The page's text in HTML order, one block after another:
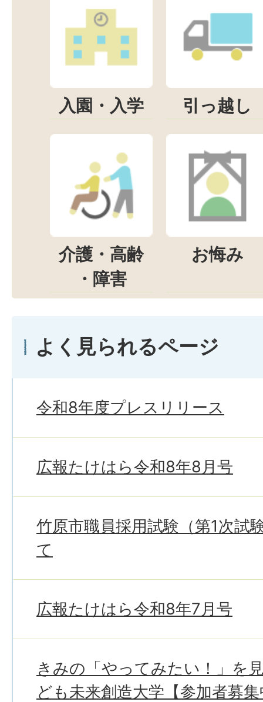
入園・入学 引っ越し
介護・高齢
・障害
お悔み
よく見られるページ
令和8年度プレスリリース
広報たけはら令和8年8月号
竹原市職員採用試験（第1次試
て
広報たけはら令和8年7月号
きみの「やってみたい！」を
ども未来創造大学【参加者募